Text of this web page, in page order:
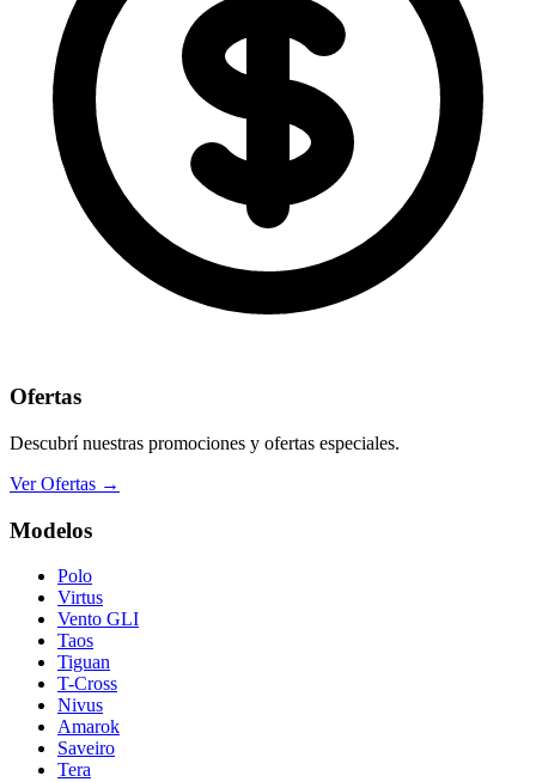
Ofertas
Descubrí nuestras promociones y ofertas especiales.
Ver Ofertas →
Modelos
Polo
Virtus
Vento GLI
Taos
Tiguan
T-Cross
Nivus
Amarok
Saveiro
Tera